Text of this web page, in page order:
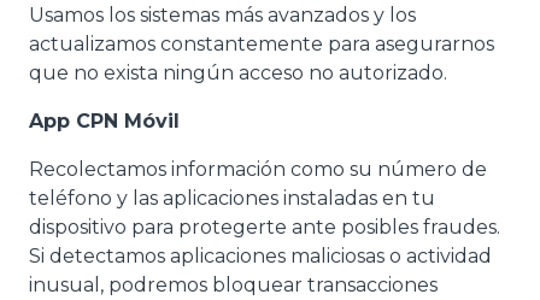
Usamos los sistemas más avanzados y los
actualizamos constantemente para asegurarnos
que no exista ningún acceso no autorizado.
App CPN Móvil
Recolectamos información como su número de
teléfono y las aplicaciones instaladas en tu
dispositivo para protegerte ante posibles fraudes.
Si detectamos aplicaciones maliciosas o actividad
inusual, podremos bloquear transacciones